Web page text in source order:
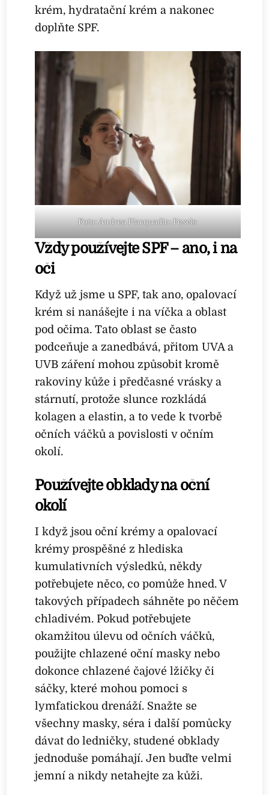
krém, hydratační krém a nakonec
doplňte SPF.
Foto: Andrea Piacquadio: Pexels
Vždy používejte SPF – ano, i na
oči
Když už jsme u SPF, tak ano, opalovací
krém si nanášejte i na víčka a oblast
pod očima. Tato oblast se často
podceňuje a zanedbává, přitom UVA a
UVB záření mohou způsobit kromě
rakoviny kůže i předčasné vrásky a
stárnutí, protože slunce rozkládá
kolagen a elastin, a to vede k tvorbě
očních váčků a povislosti v očním
okolí.
Používejte obklady na oční
okolí
I když jsou oční krémy a opalovací
krémy prospěšné z hlediska
kumulativních výsledků, někdy
potřebujete něco, co pomůže hned. V
takových případech sáhněte po něčem
chladivém. Pokud potřebujete
okamžitou úlevu od očních váčků,
použijte chlazené oční masky nebo
dokonce chlazené čajové lžičky či
sáčky, které mohou pomoci s
lymfatickou drenáží. Snažte se
všechny masky, séra i další pomůcky
dávat do ledničky, studené obklady
jednoduše pomáhají. Jen buďte velmi
jemní a nikdy netahejte za kůži.